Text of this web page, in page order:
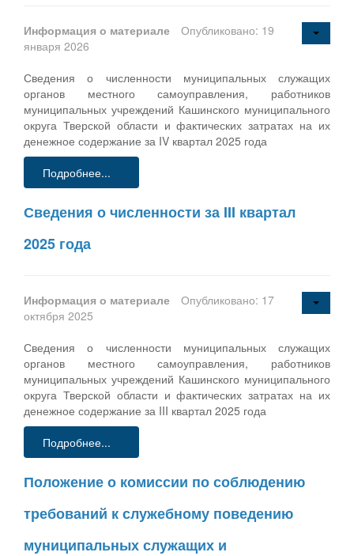
Информация о материале
Опубликовано: 19
января 2026
Сведения о численности муниципальных служащих
органов местного самоуправления, работников
муниципальных учреждений Кашинского муниципального
округа Тверской области и фактических затратах на их
денежное содержание за IV квартал 2025 года
Подробнее...
Сведения о численности за III квартал
2025 года
Информация о материале
Опубликовано: 17
октября 2025
Сведения о численности муниципальных служащих
органов местного самоуправления, работников
муниципальных учреждений Кашинского муниципального
округа Тверской области и фактических затратах на их
денежное содержание за III квартал 2025 года
Подробнее...
Положение о комиссии по соблюдению
требований к служебному поведению
муниципальных служащих и